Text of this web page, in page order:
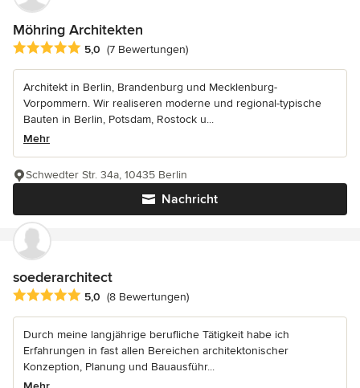
Möhring Architekten
Durchschnittliche Bewertung: 5 von 5 Sternen
5,0 (7 Bewertungen)
Architekt in Berlin, Brandenburg und Mecklenburg-
Vorpommern. Wir realiseren moderne und regional-typische
Bauten in Berlin, Potsdam, Rostock u...
Mehr
Nachricht
Schwedter Str. 34a, 10435 Berlin
soederarchitect
Durchschnittliche Bewertung: 5 von 5 Sternen
5,0 (8 Bewertungen)
Durch meine langjährige berufliche Tätigkeit habe ich
Erfahrungen in fast allen Bereichen architektonischer
Konzeption, Planung und Bauausführ...